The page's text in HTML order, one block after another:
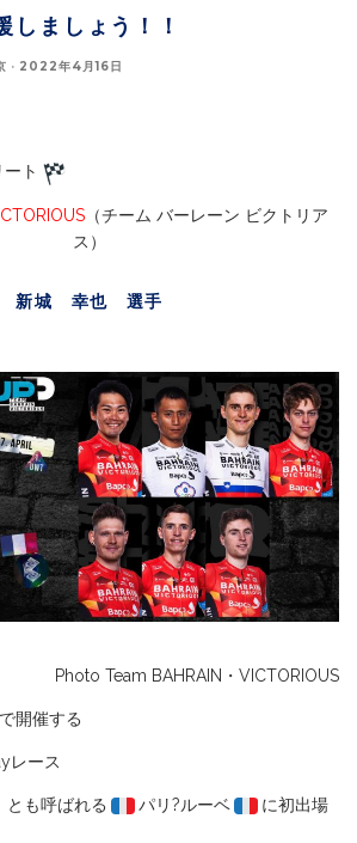
しましょう！！
· 2022年4月16日
ト
（チーム バーレーン ビクトリア
ス）
新城 幸也 選手
Photo Team BAHRAIN・VICTORIOUS
開催する
レース
とも呼ばれる パリ?ルーベ
に初出場